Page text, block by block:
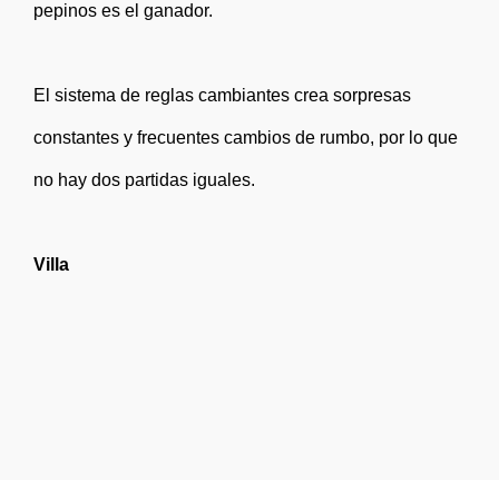
pepinos es el ganador.
El sistema de reglas cambiantes crea sorpresas
constantes y frecuentes cambios de rumbo, por lo que
no hay dos partidas iguales.
Villa